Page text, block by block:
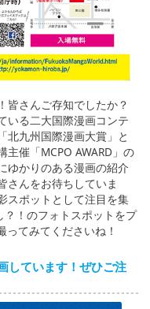
皆さんご存知でしたか？
いる二大国際漫画コンテ
北九州国際漫画大賞」と
催「MCPO AWARD」の
ゆかりのある漫画の紹介
さんをお待ちしていま
スポットとして注目を集
？！のフォトスポットをプ
ってみてくださいね！
しています！ぜひご注